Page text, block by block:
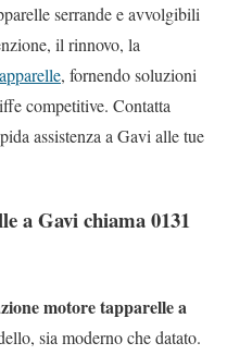
serrande e avvolgibili
il rinnovo, la
, fornendo soluzioni
competitive. Contatta
assistenza a Gavi alle tue
a Gavi chiama 0131
motore tapparelle a
sia moderno che datato.